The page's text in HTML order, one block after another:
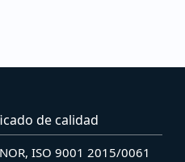
de calidad
ISO 9001 2015/0061